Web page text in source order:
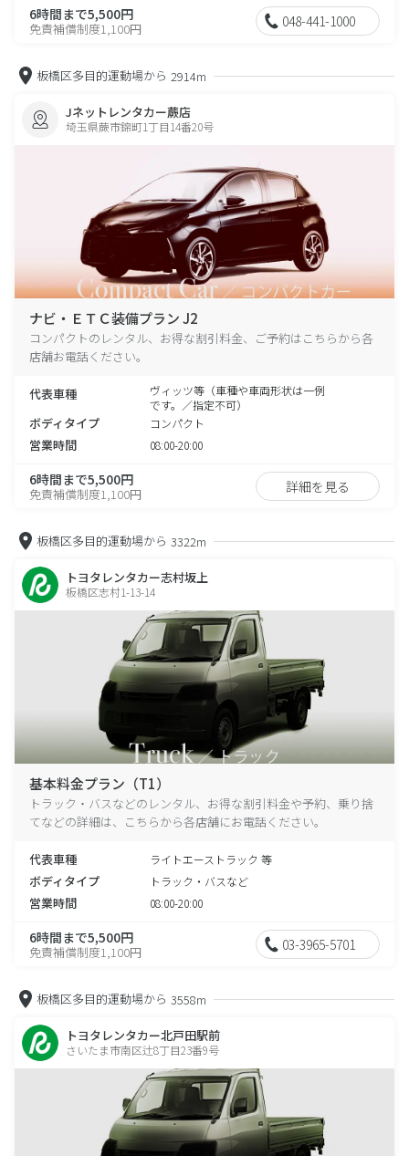
6時間まで5,500円
免責補償制度1,100円 048-441-1000
板橋区多目的運動場から 2914m
Jネットレンタカー蕨店
埼玉県蕨市錦町1丁目14番20号
ナビ・ＥＴＣ装備プラン J2
コンパクトのレンタル、お得な割引料金、ご予約はこちらから各
店舗お電話ください。
代表車種
ヴィッツ等（車種や車両形状は一例
です。／指定不可）
ボディタイプ コンパクト
営業時間 08:00-20:00
6時間まで5,500円
免責補償制度1,100円 詳細を見る
板橋区多目的運動場から 3322m
トヨタレンタカー志村坂上
板橋区志村1-13-14
基本料金プラン（T1）
トラック・バスなどのレンタル、お得な割引料金や予約、乗り捨
てなどの詳細は、こちらから各店舗にお電話ください。
代表車種 ライトエーストラック 等
ボディタイプ トラック・バスなど
営業時間 08:00-20:00
6時間まで5,500円
免責補償制度1,100円 03-3965-5701
板橋区多目的運動場から 3558m
トヨタレンタカー北戸田駅前
さいたま市南区辻8丁目23番9号